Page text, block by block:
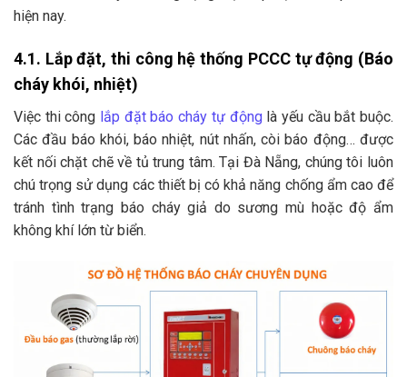
hiện nay.
4.1. Lắp đặt, thi công hệ thống PCCC tự động (Báo
cháy khói, nhiệt)
Việc thi công lắp đặt báo cháy tự động là yếu cầu bắt buộc.
Các đầu báo khói, báo nhiệt, nút nhấn, còi báo động… được
kết nối chặt chẽ về tủ trung tâm. Tại Đà Nẵng, chúng tôi luôn
chú trọng sử dụng các thiết bị có khả năng chống ẩm cao để
tránh tình trạng báo cháy giả do sương mù hoặc độ ẩm
không khí lớn từ biển.